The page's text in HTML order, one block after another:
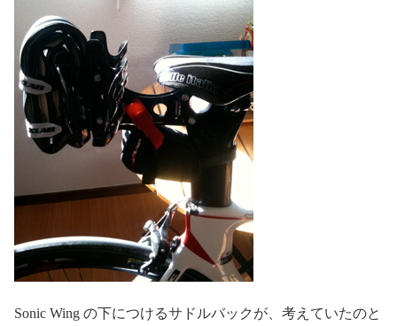
Sonic Wing の下につけるサドルバックが、考えていたのと